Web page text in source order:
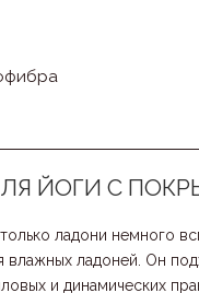
ЙОГИ С
ладони немного
влажных ладоней. Он
и динамических